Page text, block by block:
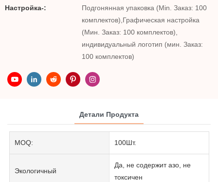
Настройка-:
Подгонянная упаковка (Min. Заказ: 100
комплектов),Графическая настройка
(Мин. Заказ: 100 комплектов),
индивидуальный логотип (мин. Заказ:
100 комплектов)
Детали Продукта
MOQ: 100Шт.
Экологичный
Да, не содержит азо, не
токсичен